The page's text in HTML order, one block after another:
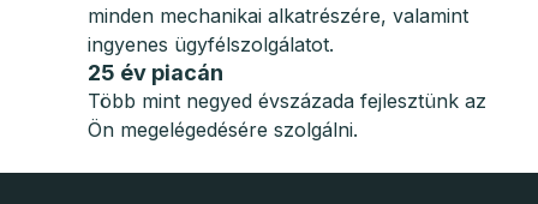
minden mechanikai alkatrészére, valamint
ingyenes ügyfélszolgálatot.
25 év piacán
Több mint negyed évszázada fejlesztünk az
Ön megelégedésére szolgálni.